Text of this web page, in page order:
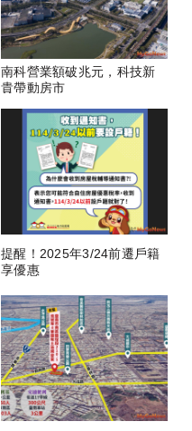
南科營業額破兆元，科技新
貴帶動房市
提醒！2025年3/24前遷戶籍
享優惠